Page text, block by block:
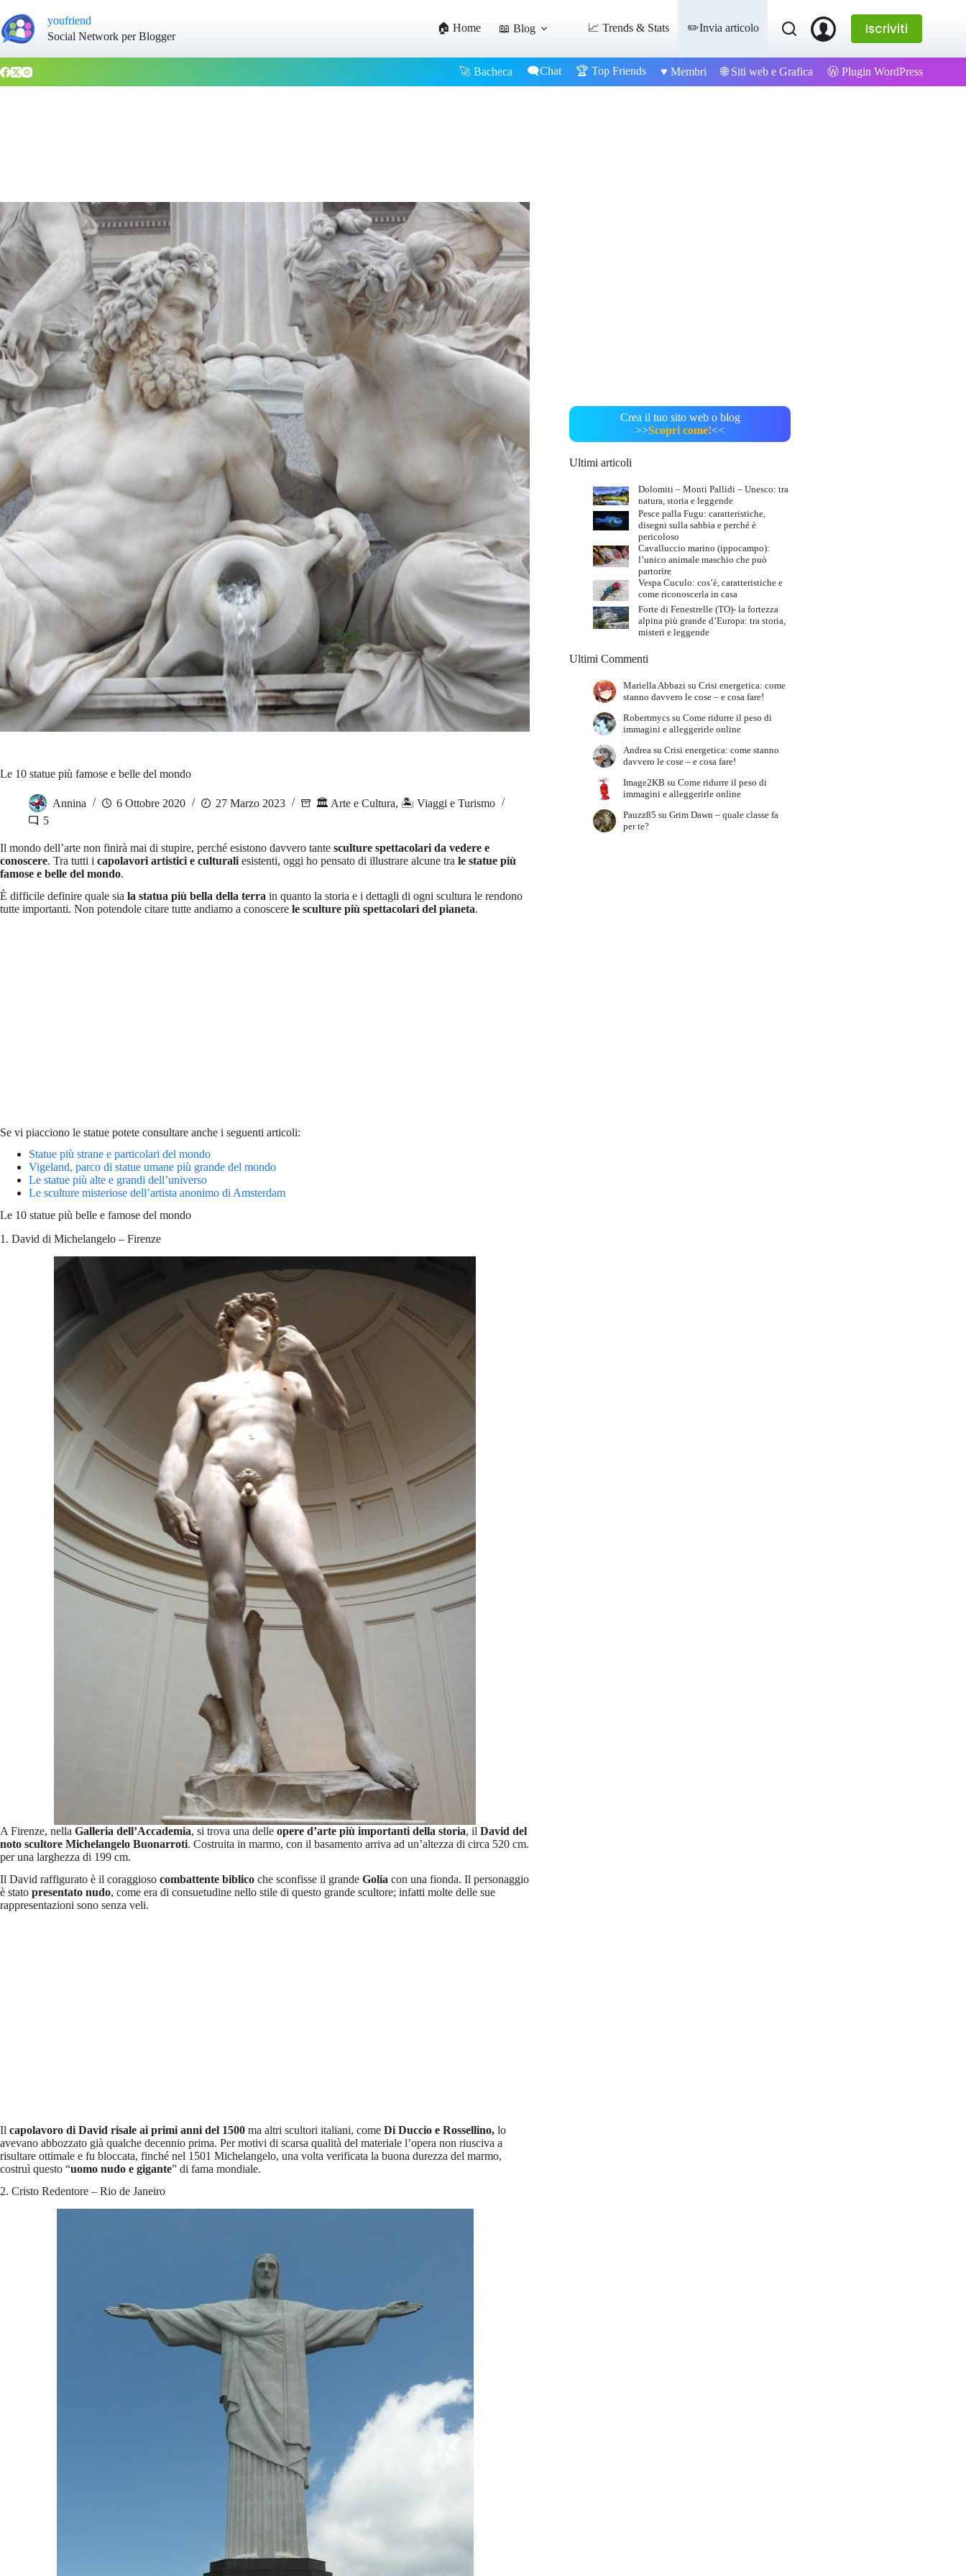
youfriend
Social Network per Blogger
🏠 Home 📖 Blog 📈 Trends & Stats ✏️Invia articolo Iscriviti
🚀 Bacheca 🗨️Chat 🏆 Top Friends ♥️ Membri 🌐 Siti web e Grafica Ⓦ Plugin WordPress
Le 10 statue più famose e belle del mondo
Annina 6 Ottobre 2020 27 Marzo 2023 🏛️ Arte e Cultura, 🏝️ Viaggi e Turismo
5
Il mondo dell’arte non finirà mai di stupire, perché esistono davvero tante sculture spettacolari da vedere e
conoscere. Tra tutti i capolavori artistici e culturali esistenti, oggi ho pensato di illustrare alcune tra le statue più
famose e belle del mondo.
È difficile definire quale sia la statua più bella della terra in quanto la storia e i dettagli di ogni scultura le rendono
tutte importanti. Non potendole citare tutte andiamo a conoscere le sculture più spettacolari del pianeta.
Se vi piacciono le statue potete consultare anche i seguenti articoli:
Statue più strane e particolari del mondo
Vigeland, parco di statue umane più grande del mondo
Le statue più alte e grandi dell’universo
Le sculture misteriose dell’artista anonimo di Amsterdam
Le 10 statue più belle e famose del mondo
1. David di Michelangelo – Firenze
A Firenze, nella Galleria dell’Accademia, si trova una delle opere d’arte più importanti della storia, il David del
noto scultore Michelangelo Buonarroti. Costruita in marmo, con il basamento arriva ad un’altezza di circa 520 cm.
per una larghezza di 199 cm.
Il David raffigurato è il coraggioso combattente biblico che sconfisse il grande Golia con una fionda. Il personaggio
è stato presentato nudo, come era di consuetudine nello stile di questo grande scultore; infatti molte delle sue
rappresentazioni sono senza veli.
Il capolavoro di David risale ai primi anni del 1500 ma altri scultori italiani, come Di Duccio e Rossellino, lo
avevano abbozzato già qualche decennio prima. Per motivi di scarsa qualità del materiale l’opera non riusciva a
risultare ottimale e fu bloccata, finché nel 1501 Michelangelo, una volta verificata la buona durezza del marmo,
costruì questo “uomo nudo e gigante” di fama mondiale.
2. Cristo Redentore – Rio de Janeiro
Crea il tuo sito web o blog
>>Scopri come!<<
Ultimi articoli
Dolomiti – Monti Pallidi – Unesco: tra
natura, storia e leggende
Pesce palla Fugu: caratteristiche,
disegni sulla sabbia e perché è
pericoloso
Cavalluccio marino (ippocampo):
l’unico animale maschio che può
partorire
Vespa Cuculo: cos’è, caratteristiche e
come riconoscerla in casa
Forte di Fenestrelle (TO)- la fortezza
alpina più grande d’Europa: tra storia,
misteri e leggende
Ultimi Commenti
Mariella Abbazi su Crisi energetica: come
stanno davvero le cose – e cosa fare!
Robertmycssu Come ridurre il peso di
immagini e alleggerirle online
Andrea su Crisi energetica: come stanno
davvero le cose – e cosa fare!
Image2KB su Come ridurre il peso di
immagini e alleggerirle online
Pauzz85 su Grim Dawn – quale classe fa
per te?